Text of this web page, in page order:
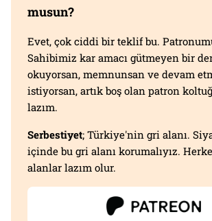
musun?
Evet, çok ciddi bir teklif bu.
Sahibimiz kar amacı gütmeyen bir
okuyorsan, memnunsan ve devam
istiyorsan, artık boş olan patron
lazım.
Serbestiyet; Türkiye'nin gri alanı.
içinde bu gri alanı korumalıyız.
alanlar lazım olur.